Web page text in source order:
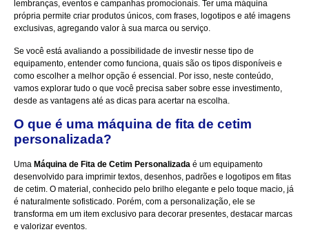
lembranças, eventos e campanhas promocionais. Ter uma máquina
própria permite criar produtos únicos, com frases, logotipos e até imagens
exclusivas, agregando valor à sua marca ou serviço.
Se você está avaliando a possibilidade de investir nesse tipo de
equipamento, entender como funciona, quais são os tipos disponíveis e
como escolher a melhor opção é essencial. Por isso, neste conteúdo,
vamos explorar tudo o que você precisa saber sobre esse investimento,
desde as vantagens até as dicas para acertar na escolha.
O que é uma máquina de fita de cetim
personalizada?
Uma Máquina de Fita de Cetim Personalizada é um equipamento
desenvolvido para imprimir textos, desenhos, padrões e logotipos em fitas
de cetim. O material, conhecido pelo brilho elegante e pelo toque macio, já
é naturalmente sofisticado. Porém, com a personalização, ele se
transforma em um item exclusivo para decorar presentes, destacar marcas
e valorizar eventos.